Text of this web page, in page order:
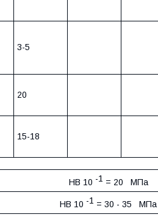
3-5
20
15-18
HB 10 -1 = 20 МПа
HB 10 -1 = 30 - 35 МПа